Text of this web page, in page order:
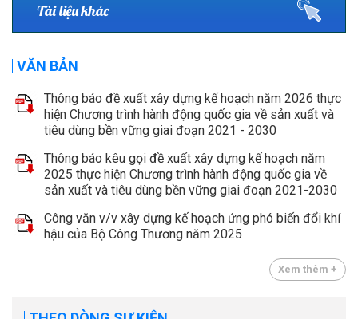
Tài liệu khác
VĂN BẢN
Thông báo đề xuất xây dựng kế hoạch năm 2026 thực
hiện Chương trình hành động quốc gia về sản xuất và
tiêu dùng bền vững giai đoạn 2021 - 2030
Thông báo kêu gọi đề xuất xây dựng kế hoạch năm
2025 thực hiện Chương trình hành động quốc gia về
sản xuất và tiêu dùng bền vững giai đoạn 2021-2030
Công văn v/v xây dựng kế hoạch ứng phó biến đổi khí
hậu của Bộ Công Thương năm 2025
Xem thêm +